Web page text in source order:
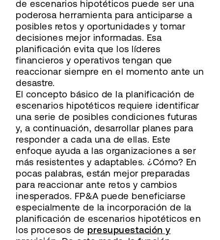
de escenarios hipotéticos puede ser una
poderosa herramienta para anticiparse a
posibles retos y oportunidades y tomar
decisiones mejor informadas. Esa
planificación evita que los líderes
financieros y operativos tengan que
reaccionar siempre en el momento ante un
desastre.
El concepto básico de la planificación de
escenarios hipotéticos requiere identificar
una serie de posibles condiciones futuras
y, a continuación, desarrollar planes para
responder a cada una de ellas. Este
enfoque ayuda a las organizaciones a ser
más resistentes y adaptables. ¿Cómo? En
pocas palabras, están mejor preparadas
para reaccionar ante retos y cambios
inesperados. FP&A puede beneficiarse
especialmente de la incorporación de la
planificación de escenarios hipotéticos en
los procesos de presupuestación y